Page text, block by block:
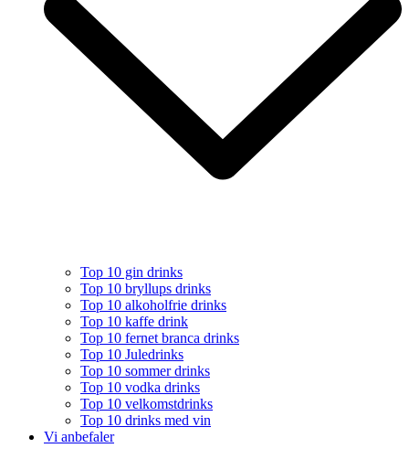
Top 10 gin drinks
Top 10 bryllups drinks
Top 10 alkoholfrie drinks
Top 10 kaffe drink
Top 10 fernet branca drinks
Top 10 Juledrinks
Top 10 sommer drinks
Top 10 vodka drinks
Top 10 velkomstdrinks
Top 10 drinks med vin
Vi anbefaler